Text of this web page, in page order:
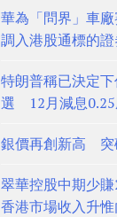
華為「問界」車
調入港股通標的
特朗普稱已決定
選 12月減息0.25
銀價再創新高 突
翠華控股中期少
香港市場收入升